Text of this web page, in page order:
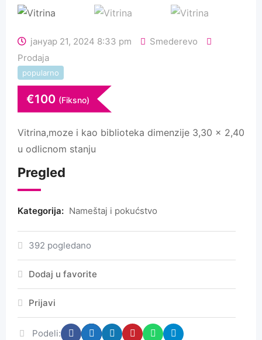
јануар 21, 2024 8:33 pm
Smederevo
Prodaja
popularno
€100 (Fiksno)
Vitrina,moze i kao biblioteka dimenzije 3,30 x 2,40
u odlicnom stanju
Pregled
Kategorija: Nameštaj i pokućstvo
392 pogledano
Dodaj u favorite
Prijavi
Podeli: